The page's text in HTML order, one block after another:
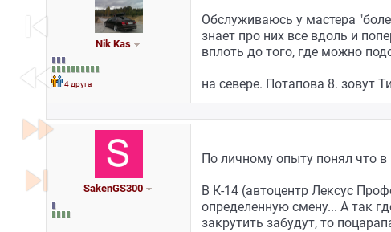
skip_previous
fast_rewind
fast_forward
skip_next
Nik Kas
4 друга
Обслуживаюсь у мастера
знает про них все вдоль и
вплоть до того, где можно
на севере. Потапова 8. зовут
SakenGS300
По личному опыту понял что
В К-14 (автоцентр Лексус
определенную смену... А так
закрутить забудут, то